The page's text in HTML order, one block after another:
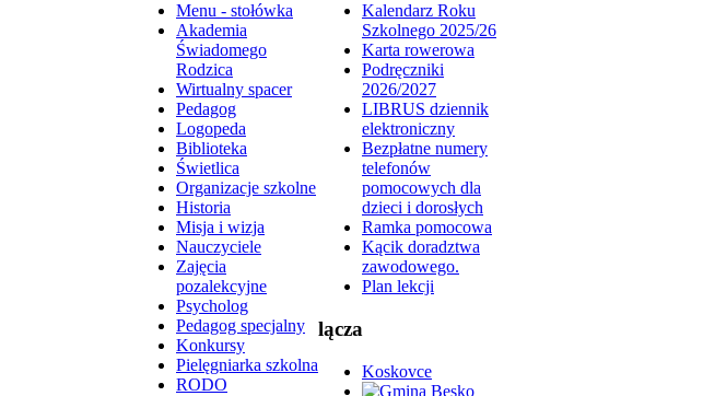
Menu - stołówka
Akademia
Świadomego
Rodzica
Wirtualny spacer
Pedagog
Logopeda
Biblioteka
Świetlica
Organizacje szkolne
Historia
Misja i wizja
Nauczyciele
Zajęcia
pozalekcyjne
Psycholog
Pedagog specjalny
Konkursy
Pielęgniarka szkolna
RODO
Kalendarz Roku
Szkolnego 2025/26
Karta rowerowa
Podręczniki
2026/2027
LIBRUS dziennik
elektroniczny
Bezpłatne numery
telefonów
pomocowych dla
dzieci i dorosłych
Ramka pomocowa
Kącik doradztwa
zawodowego.
Plan lekcji
lącza
Koskovce